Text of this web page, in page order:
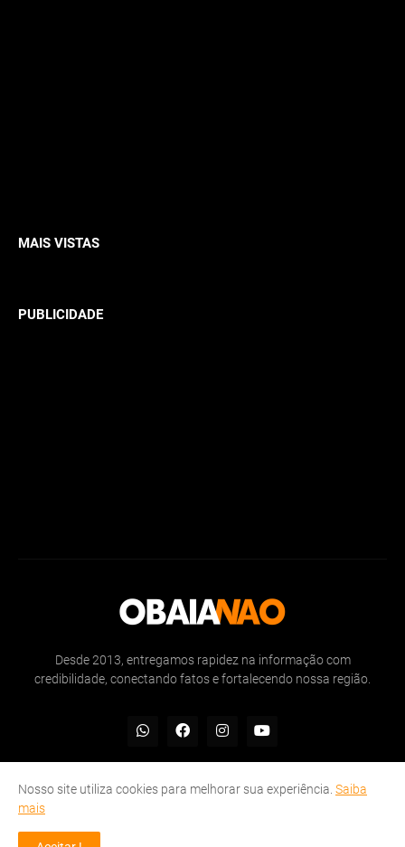
MAIS VISTAS
PUBLICIDADE
Desde 2013, entregamos rapidez na informação com
credibilidade, conectando fatos e fortalecendo nossa região.
Inicio
Nosso site utiliza cookies para melhorar sua experiência. Saiba
mais